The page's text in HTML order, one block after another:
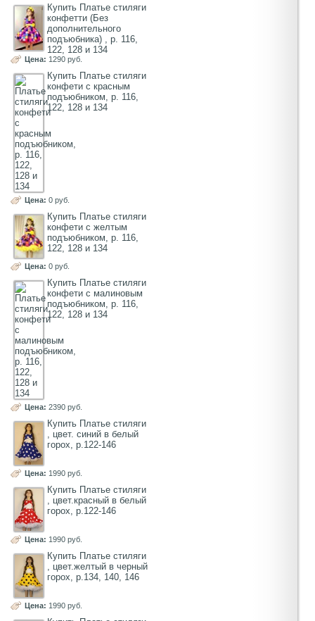
Купить Платье стиляги
конфетти (Без
дополнительного
подъюбника) , р. 116,
122, 128 и 134
Цена: 1290 руб.
Купить Платье стиляги
конфети с красным
подъюбником, р. 116,
122, 128 и 134
Цена: 0 руб.
Купить Платье стиляги
конфети с желтым
подъюбником, р. 116,
122, 128 и 134
Цена: 0 руб.
Купить Платье стиляги
конфети с малиновым
подъюбником, р. 116,
122, 128 и 134
Цена: 2390 руб.
Купить Платье стиляги
, цвет. синий в белый
горох, р.122-146
Цена: 1990 руб.
Купить Платье стиляги
, цвет.красный в белый
горох, р.122-146
Цена: 1990 руб.
Купить Платье стиляги
, цвет.желтый в черный
горох, р.134, 140, 146
Цена: 1990 руб.